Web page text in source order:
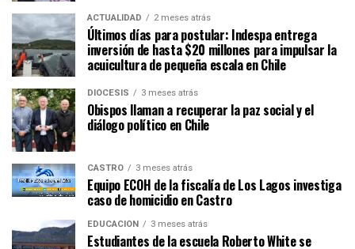
ACTUALIDAD 2 meses atrás
Últimos días para postular: Indespa entrega
inversión de hasta $20 millones para impulsar la
acuicultura de pequeña escala en Chile
DIÓCESIS 3 meses atrás
Obispos llaman a recuperar la paz social y el
diálogo político en Chile
CASTRO 3 meses atrás
Equipo ECOH de la fiscalía de Los Lagos investiga
caso de homicidio en Castro
EDUCACIÓN 3 meses atrás
Estudiantes de la escuela Roberto White se